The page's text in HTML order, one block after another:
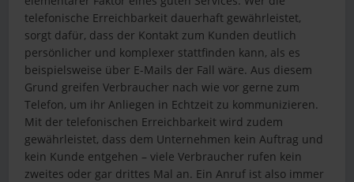
telefonische Erreichbarkeit dauerhaft gewährleistet,
sorgt dafür, dass der Kontakt zum Kunden deutlich
persönlicher und komplexer stattfinden kann, als es
beispielsweise über E-Mails der Fall wäre. Aus diesem
Grund greifen Verbraucher nach wie vor gerne zum
Telefon, um ihr Anliegen in Echtzeit zu kommunizieren.
Mit der telefonischen Erreichbarkeit wird zudem
gewährleistet, dass dem Unternehmen kein Auftrag und
kein Kunde entgehen – viele Verbraucher rufen kein
zweites oder gar drittes Mal an. Ein Anruf ist also immer